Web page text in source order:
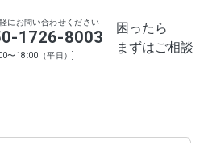
にお問い合わせください
1726-8003
〜18:00（平日）]
困ったら
まずはご相談